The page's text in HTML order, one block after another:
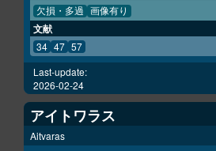
欠損・多過 画像有り
文献
34 47 57
Last-update:
2026-02-24
アイトワラス
Aitvaras